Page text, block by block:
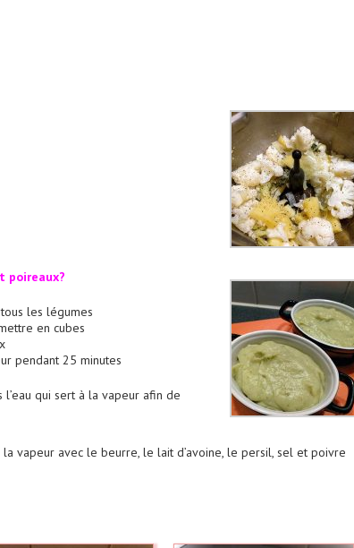
poireaux?
les légumes
en cubes
pendant 25 minutes
qui sert à la vapeur afin de
vapeur avec le beurre, le lait d’avoine, le persil, sel et poivre